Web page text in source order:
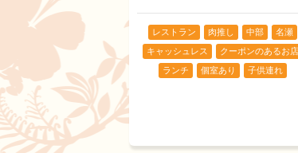
レストラン 肉推し 中部
名瀬
キャッシュレス
クーポンのあるお店
ランチ
個室あり 子供連れ